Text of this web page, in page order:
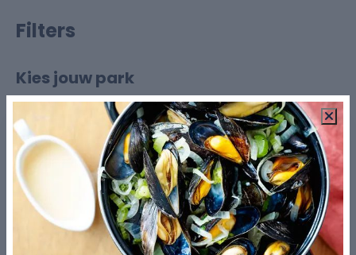
Filters
Kies jouw park
Parkfaciliteiten
Buitenzwembaden vanaf mei tot september
Waterspeeltuin vanaf mei tot september (32)
Verfijn je zoekopdracht
Algemeen
Aangepast voor rolstoelgebruikers (3)